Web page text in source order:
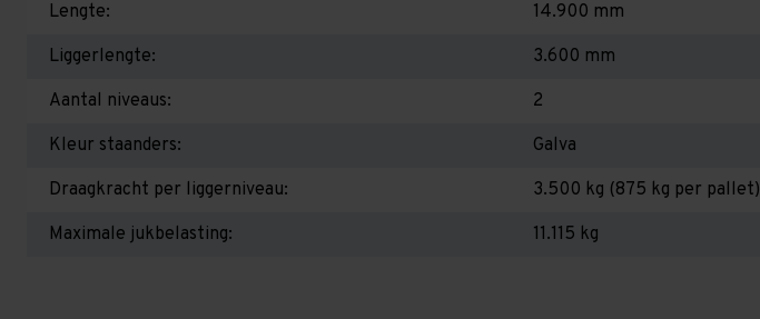
Lengte:
14.900 mm
Liggerlengte:
3.600 mm
Aantal niveaus:
2
Kleur staanders:
Galva
Draagkracht per liggerniveau:
3.500 kg (875 kg per pallet)
Maximale jukbelasting:
11.115 kg